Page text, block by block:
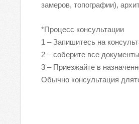
замеров, топографии),
*Процесс консультации
1 – Запишитесь на
2 – соберите все
3 – Приезжайте в
Обычно консультация